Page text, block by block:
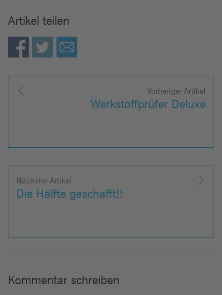
Artikel teilen
Vorheriger Artikel
Werkstoffprüfer Deluxe
Nächster Artikel
Die Hälfte geschafft!!
Kommentar schreiben